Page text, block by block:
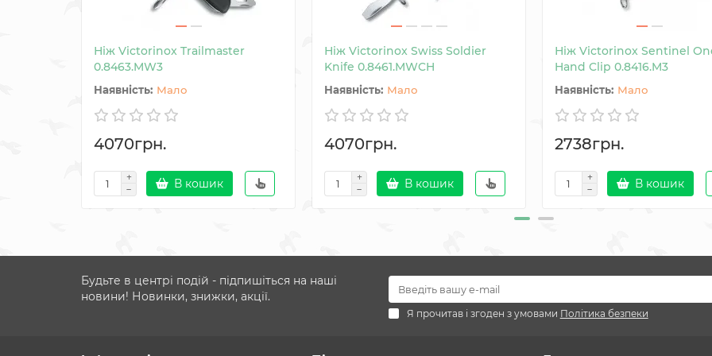
Ніж Victorinox Trailmaster
0.8463.MW3
Мало
4070грн.
В кошик
Ніж Victorinox Swiss Soldier
Knife 0.8461.MWCH
Мало
4070грн.
В кошик
Ніж Victorinox Sentinel
Hand Clip 0.8416.M3
Мало
2738грн.
В кошик
Будьте в центрі подій - підпишіться на наші
новини! Новинки, знижки, акції.
Я прочитав і згоден з умовами Політика безпеки